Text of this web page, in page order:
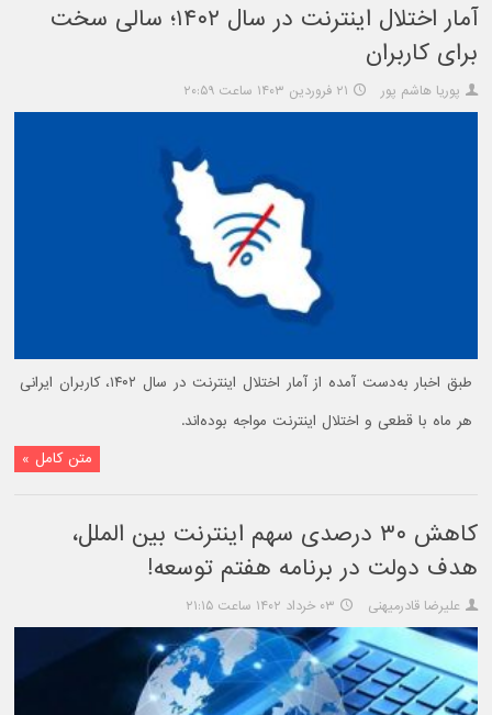
آمار اختلال اینترنت در سال ۱۴۰۲؛ سالی سخت
برای کاربران
پوریا هاشم پور ۲۱ فروردین ۱۴۰۳ ساعت ۲۰:۵۹
طبق اخبار به‌دست آمده از آمار اختلال اینترنت در سال ۱۴۰۲، کاربران ایرانی
هر ماه با قطعی و اختلال اینترنت مواجه بوده‌اند.
متن کامل »
کاهش ۳۰ درصدی سهم اینترنت بین الملل،
هدف دولت در برنامه هفتم توسعه!
علیرضا قادرمیهنی ۰۳ خرداد ۱۴۰۲ ساعت ۲۱:۱۵